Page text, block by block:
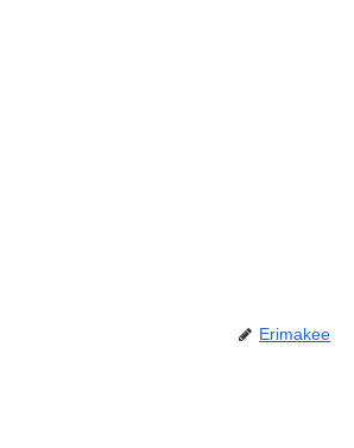
Erimakee